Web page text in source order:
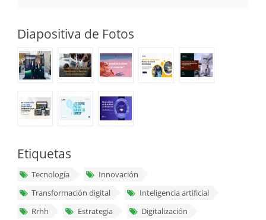
Diapositiva de Fotos
Etiquetas
Tecnología
Innovación
Transformación digital
Inteligencia artificial
Rrhh
Estrategia Digitalización